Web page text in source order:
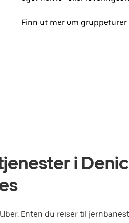
Finn ut mer om gruppeturer
i
Enten du reiser til